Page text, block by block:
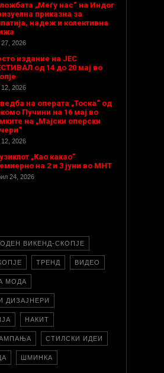
„Меѓу нас“ на Индог
приказна за
надеж и колективна
27, 2026
издание на ЈЕС
од 14 до 20 мај во
12, 2026
на операта „Тоска“ од
Пучини на 16 мај во
на „Мајски оперски
12, 2026
„Као какао“
на 2 и 3 јуни во МНТ
24, 2026
ВИКЕНД-СКОПЈЕ
ТРЕНД ВИДЕО
МОДА
ДИЗАЈНЕРИ
НАКИТ
СТИЛСКИ ИДЕИ
ШМИНКА